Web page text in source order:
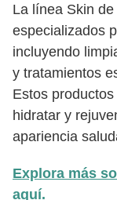
La línea Skin
especializados
incluyendo
y tratamientos
Estos
hidratar y
apariencia
Explora más
aquí.